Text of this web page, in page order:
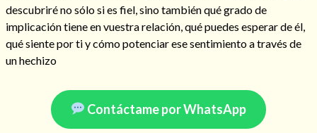
descubriré no sólo si es fiel, sino también qué grado de
implicación tiene en vuestra relación, qué puedes esperar de él,
qué siente por ti y cómo potenciar ese sentimiento a través de
un hechizo
Contáctame por WhatsApp